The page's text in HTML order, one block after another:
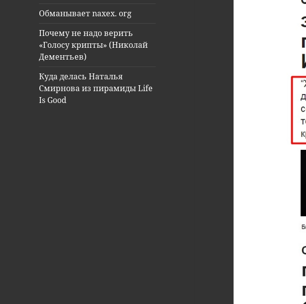
Обманывает naxex. org
Почему не надо верить
«Голосу крипты» (Николай
Дементьев)
Куда делась Наталья
Смирнова из пирамиды Life
Is Good